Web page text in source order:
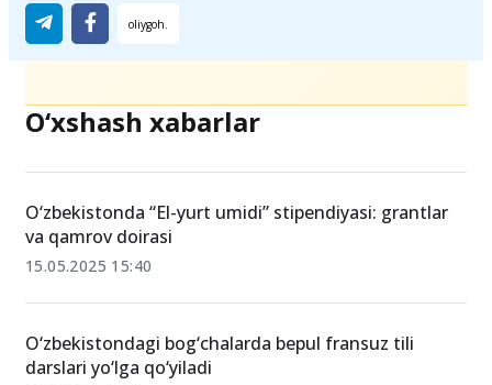
O‘xshash xabarlar
O‘zbekistonda “El-yurt umidi” stipendiyasi: grantlar
va qamrov doirasi
15.05.2025 15:40
O‘zbekistondagi bog‘chalarda bepul fransuz tili
darslari yo‘lga qo‘yiladi